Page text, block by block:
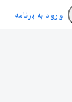
ورود به برنامه